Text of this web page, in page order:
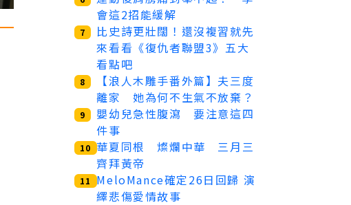
會這2招能緩解
7
比史詩更壯闊！還沒複習就先
來看看《復仇者聯盟3》五大
看點吧
8
【浪人木雕手番外篇】夫三度
離家 她為何不生氣不放棄？
9
嬰幼兒急性腹瀉 要注意這四
件事
10 華夏同根 燦爛中華 三月三
齊拜黃帝
11
MeloMance確定26日回歸 演
繹悲傷愛情故事